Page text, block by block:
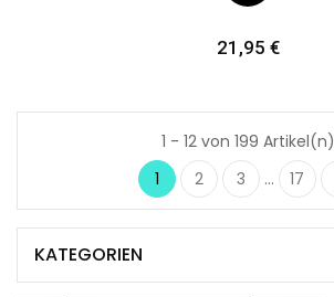
Preis
21,95 €
1 - 12 von 199 Artikel(n)
1
2 3 … 17
KATEGORIEN